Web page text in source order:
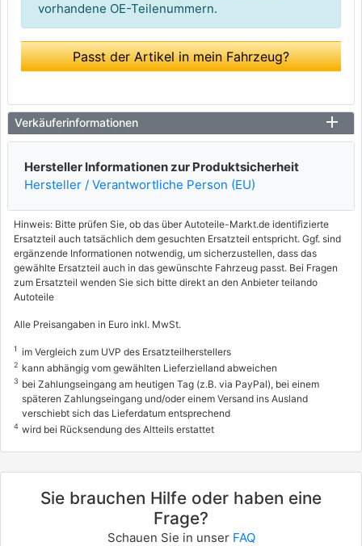
vorhandene OE-Teilenummern.
Passt der Artikel in mein Fahrzeug?
Verkäuferinformationen
Hersteller Informationen zur Produktsicherheit
Hersteller / Verantwortliche Person (EU)
Hinweis: Bitte prüfen Sie, ob das über Autoteile-Markt.de identifizierte
Ersatzteil auch tatsächlich dem gesuchten Ersatzteil entspricht. Ggf. sind
ergänzende Informationen notwendig, um sicherzustellen, dass das
gewählte Ersatzteil auch in das gewünschte Fahrzeug passt. Bei Fragen
zum Ersatzteil wenden Sie sich bitte direkt an den Anbieter teilando
Autoteile
Alle Preisangaben in Euro inkl. MwSt.
1 im Vergleich zum UVP des Ersatzteilherstellers
2 kann abhängig vom gewählten Lieferzielland abweichen
3 bei Zahlungseingang am heutigen Tag (z.B. via PayPal), bei einem
späteren Zahlungseingang und/oder einem Versand ins Ausland
verschiebt sich das Lieferdatum entsprechend
4 wird bei Rücksendung des Altteils erstattet
Sie brauchen Hilfe oder haben eine
Frage?
Schauen Sie in unser FAQ